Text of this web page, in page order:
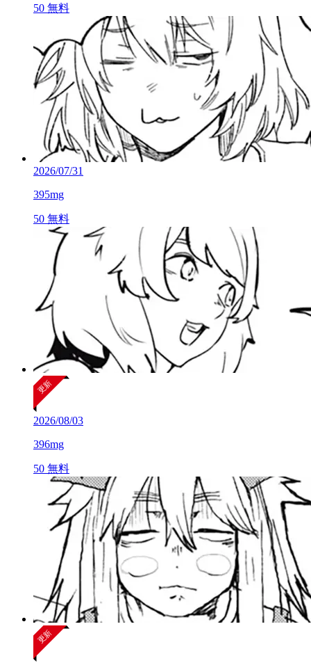
50 無料
2026/07/31
395mg
50 無料
2026/08/03
396mg
50 無料